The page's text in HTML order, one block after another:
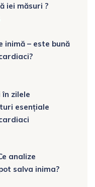
iei măsuri ?
inimă – este bună
zilele
esențiale
analize
salva inima?